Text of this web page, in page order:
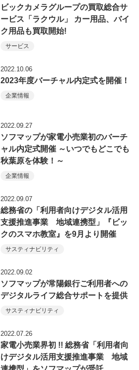
ビックカメラグループの買取総合サ
ービス「ラクウル」 カー用品、バイ
ク用品も買取開始!
サービス
2022.10.06
2023年度バーチャル内定式を開催！
企業情報
2022.09.27
ソフマップが家電小売業初のバーチ
ャル内定式開催 ～いつでもどこでも
秋葉原を体験！～
企業情報
2022.09.07
総務省の「利用者向けデジタル活用
支援推進事業 地域連携型」『ビッ
クのスマホ教室』を9月より開催
サスティナビリティ
2022.09.02
ソフマップが常陽銀行ご利用者への
デジタルライフ総合サポートを提供
サスティナビリティ
2022.07.26
家電小売業界初 !! 総務省「利用者向
けデジタル活用支援推進事業 地域